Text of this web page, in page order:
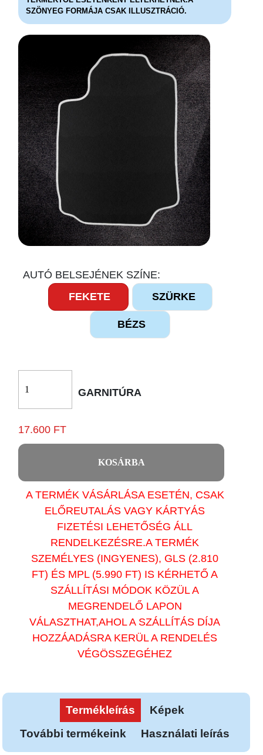
SZÖNYEG FORMÁJA CSAK ILLUSZTRÁCIÓ.
AUTÓ BELSEJÉNEK SZÍNE:
FEKETE
SZÜRKE
BÉZS
GARNITÚRA
17.600 FT
KOSÁRBA
A TERMÉK VÁSÁRLÁSA ESETÉN, CSAK
ELŐREUTALÁS VAGY KÁRTYÁS
FIZETÉSI LEHETŐSÉG ÁLL
RENDELKEZÉSRE.A TERMÉK
SZEMÉLYES (INGYENES), GLS (2.810
FT) ÉS MPL (5.990 FT) IS KÉRHETŐ A
SZÁLLÍTÁSI MÓDOK KÖZÜL A
MEGRENDELŐ LAPON
VÁLASZTHAT,AHOL A SZÁLLÍTÁS DÍJA
HOZZÁADÁSRA KERÜL A RENDELÉS
VÉGÖSSZEGÉHEZ
Termékleírás
Képek
További termékeink
Használati leírás